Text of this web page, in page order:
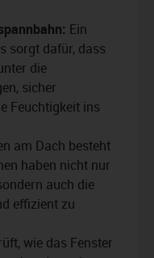
Ein
sorgt dafür, dass
die
sicher
Feuchtigkeit ins
am Dach besteht
haben nicht nur
auch die
effizient zu
wie das Fenster